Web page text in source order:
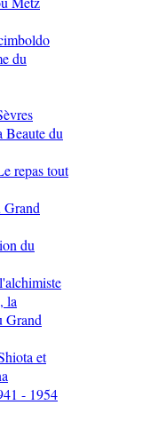
du
Beaute du
repas tout
Grand
du
la
Grand
et
- 1954